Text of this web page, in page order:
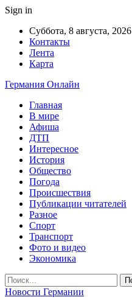
Sign in
Суббота, 8 августа, 2026
Контакты
Лента
Карта
Германия Онлайн
Главная
В мире
Афиша
ДТП
Интересное
История
Общество
Погода
Происшествия
Публикации читателей
Разное
Спорт
Транспорт
Фото и видео
Экономика
Новости Германии